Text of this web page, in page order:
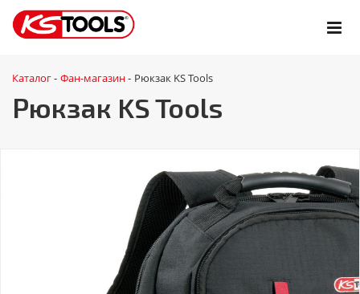
Каталог - Фан-магазин - Рюкзак KS Tools
Рюкзак KS Tools